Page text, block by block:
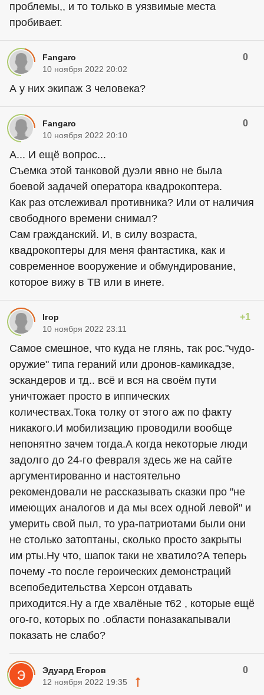
проблемы,, и то только в уязвимые места
пробивает.
Fangaro 0
10 ноября 2022 20:02
А у них экипаж 3 человека?
Fangaro 0
10 ноября 2022 20:10
А... И ещё вопрос...
Съемка этой танковой дуэли явно не была
боевой задачей оператора квадрокоптера.
Как раз отслеживал противника? Или от наличия
свободного времени снимал?
Сам гражданский. И, в силу возраста,
квадрокоптеры для меня фантастика, как и
современное вооружение и обмундирование,
которое вижу в ТВ или в инете.
Iгор +1
10 ноября 2022 23:11
Самое смешное, что куда не глянь, так рос."чудо-
оружие" типа гераний или дронов-камикадзе,
эскандеров и тд.. всё и вся на своём пути
уничтожает просто в иппических
количествах.Тока толку от этого аж по факту
никакого.И мобилизацию проводили вообще
непонятно зачем тогда.А когда некоторые люди
задолго до 24-го февраля здесь же на сайте
аргументированно и настоятельно
рекомендовали не рассказывать сказки про "не
имеющих аналогов и да мы всех одной левой" и
умерить свой пыл, то ура-патриотами были они
не столько затоптаны, сколько просто закрыты
им рты.Ну что, шапок таки не хватило?А теперь
почему -то после героических демонстраций
всепобедительства Херсон отдавать
приходится.Ну а где хвалёные т62 , которые ещё
ого-го, которых по .области поназакапывали
показать не слабо?
Эдуард Егоров 0
12 ноября 2022 19:35